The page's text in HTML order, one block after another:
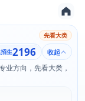
先看大类
生2196 收起
业方向，先看大类，